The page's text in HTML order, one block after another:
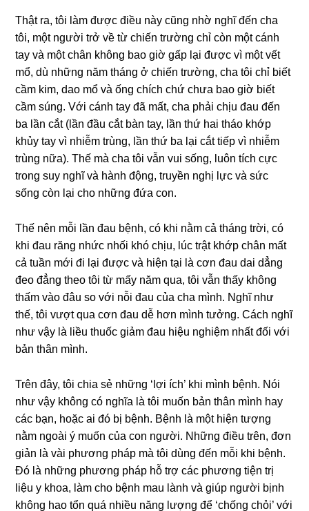
Thật ra, tôi làm được điều này cũng nhờ nghĩ đến cha
tôi, một người trở về từ chiến trường chỉ còn một cánh
tay và một chân không bao giờ gấp lại được vì một vết
mổ, dù những năm tháng ở chiến trường, cha tôi chỉ biết
cầm kim, dao mổ và ống chích chứ chưa bao giờ biết
cầm súng. Với cánh tay đã mất, cha phải chịu đau đến
ba lần cắt (lần đầu cắt bàn tay, lần thứ hai tháo khớp
khủy tay vì nhiễm trùng, lần thứ ba lại cắt tiếp vì nhiễm
trùng nữa). Thế mà cha tôi vẫn vui sống, luôn tích cực
trong suy nghĩ và hành động, truyền nghị lực và sức
sống còn lại cho những đứa con.
Thế nên mỗi lần đau bệnh, có khi nằm cả tháng trời, có
khi đau răng nhức nhối khó chịu, lúc trật khớp chân mất
cả tuần mới đi lại được và hiện tại là cơn đau dai dẳng
đeo đẳng theo tôi từ mấy năm qua, tôi vẫn thấy không
thấm vào đâu so với nỗi đau của cha mình. Nghĩ như
thế, tôi vượt qua cơn đau dễ hơn mình tưởng. Cách nghĩ
như vậy là liều thuốc giảm đau hiệu nghiệm nhất đối với
bản thân mình.
Trên đây, tôi chia sẻ những ‘lợi ích’ khi mình bệnh. Nói
như vậy không có nghĩa là tôi muốn bản thân mình hay
các bạn, hoặc ai đó bị bệnh. Bệnh là một hiện tượng
nằm ngoài ý muốn của con người. Những điều trên, đơn
giản là vài phương pháp mà tôi dùng đến mỗi khi bệnh.
Đó là những phương pháp hỗ trợ các phương tiện trị
liệu y khoa, làm cho bệnh mau lành và giúp người bịnh
không hao tổn quá nhiều năng lượng để ‘chống chỏi’ với